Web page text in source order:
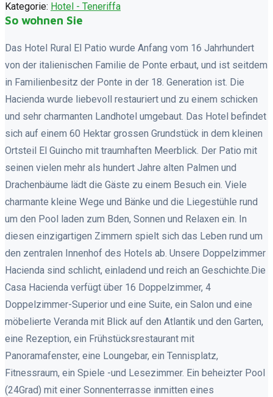
Kategorie: Hotel - Teneriffa
So wohnen Sie
Das Hotel Rural El Patio wurde Anfang vom 16 Jahrhundert
von der italienischen Familie de Ponte erbaut, und ist seitdem
in Familienbesitz der Ponte in der 18. Generation ist. Die
Hacienda wurde liebevoll restauriert und zu einem schicken
und sehr charmanten Landhotel umgebaut. Das Hotel befindet
sich auf einem 60 Hektar grossen Grundstück in dem kleinen
Ortsteil El Guincho mit traumhaften Meerblick. Der Patio mit
seinen vielen mehr als hundert Jahre alten Palmen und
Drachenbäume lädt die Gäste zu einem Besuch ein. Viele
charmante kleine Wege und Bänke und die Liegestühle rund
um den Pool laden zum Bden, Sonnen und Relaxen ein. In
diesen einzigartigen Zimmern spielt sich das Leben rund um
den zentralen Innenhof des Hotels ab. Unsere Doppelzimmer
Hacienda sind schlicht, einladend und reich an Geschichte.Die
Casa Hacienda verfügt über 16 Doppelzimmer, 4
Doppelzimmer-Superior und eine Suite, ein Salon und eine
möbelierte Veranda mit Blick auf den Atlantik und den Garten,
eine Rezeption, ein Frühstücksrestaurant mit
Panoramafenster, eine Loungebar, ein Tennisplatz,
Fitnessraum, ein Spiele -und Lesezimmer. Ein beheizter Pool
(24Grad) mit einer Sonnenterrasse inmitten eines